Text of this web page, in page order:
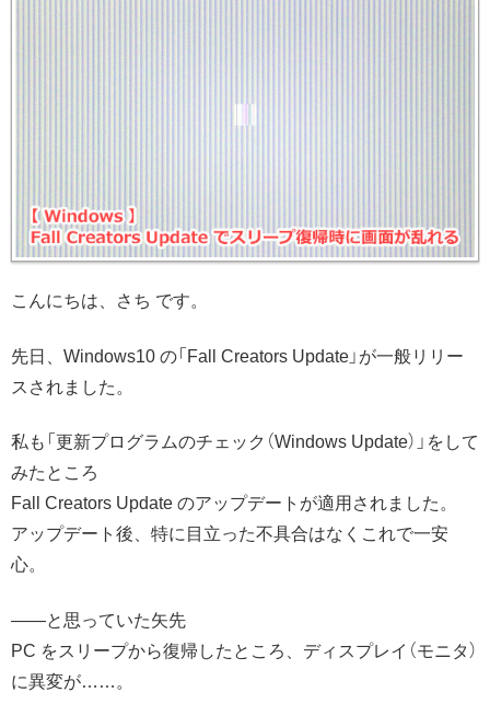
こんにちは、さち です。
先日、Windows10 の「Fall Creators Update」が一般リリー
スされました。
私も「更新プログラムのチェック（Windows Update）」をして
みたところ
Fall Creators Update のアップデートが適用されました。
アップデート後、特に目立った不具合はなくこれで一安
心。
――と思っていた矢先
PC をスリープから復帰したところ、ディスプレイ（モニタ）
に異変が……。